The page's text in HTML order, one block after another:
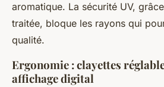
aromatique. La sécurité UV,
traitée, bloque les rayons qui
qualité.
Ergonomie : clayettes
affichage digital